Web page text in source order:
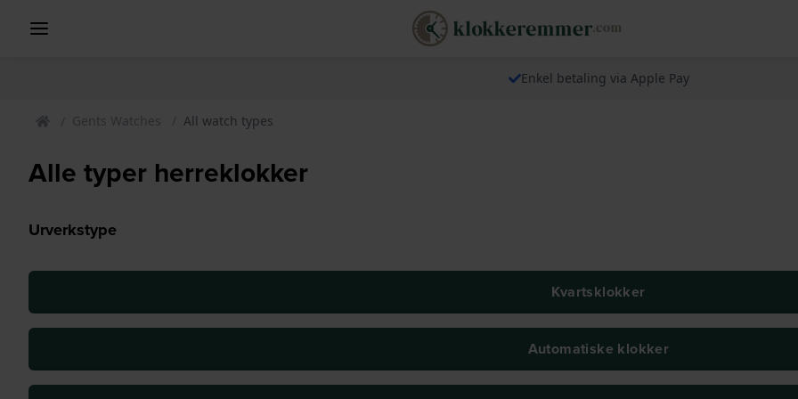
Enkel betaling via Apple Pay
Gents Watches All watch types
Alle typer herreklokker
Urverkstype
Kvartsklokker
Automatiske klokker